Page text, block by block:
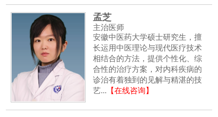
孟芝
主治医师
安徽中医药大学硕士研究生，擅
长运用中医理论与现代医疗技术
相结合的方法，提供个性化、综
合性的治疗方案，对内科疾病的
诊治有着独到的见解与精湛的技
艺... 【在线咨询】